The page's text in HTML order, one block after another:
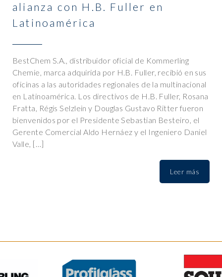
alianza con H.B. Fuller en
Latinoamérica
BestChem S.A., distribuidor oficial de Kommerling
Chemie, marca adquirida por H.B. Fuller, recibió en sus
oficinas a las autoridades regionales de la multinacional
en Latinoamérica. Los directivos de H.B. Fuller, Rosana
Fratta, Régis Selzlein y Douglas Gustavo Ritter fueron
bienvenidos por el Presidente Sebastian Besteiro, el
Gerente Comercial Aldo Hernáez y el Ingeniero Daniel
Valle, […]
Leer más